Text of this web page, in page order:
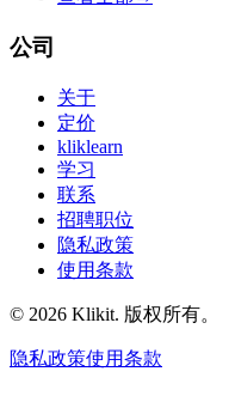
公司
关于
定价
kliklearn
学习
联系
招聘职位
隐私政策
使用条款
© 2026 Klikit. 版权所有。
隐私政策使用条款